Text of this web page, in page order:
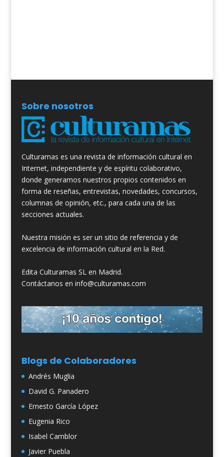
Sobre nosotros
Culturamas es una revista de información cultural en
Internet, independiente y de espíritu colaborativo,
donde generamos nuestros propios contenidos en
forma de reseñas, entrevistas, novedades, concursos,
columnas de opinión, etc., para cada una de las
secciones actuales.
Nuestra misión es ser un sitio de referencia y de
excelencia de información cultural en la Red.
Edita Culturamas SL en Madrid.
Contáctanos en info@culturamas.com
Blogs de Colaboradores
Andrés Muglia
David G. Panadero
Ernesto García López
Eugenia Rico
Isabel Camblor
Javier Puebla